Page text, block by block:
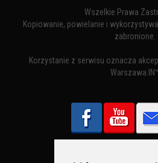
Wszelkie Prawa
Kopiowanie, powielanie i
zabronione.
Korzystanie z serwisu oznacza
Warszawa.IN™